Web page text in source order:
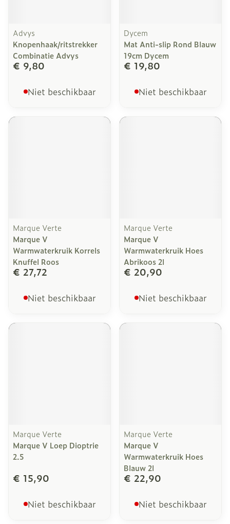
Advys
Knopenhaak/ritstrekker
Combinatie Advys
€ 9,80
Niet beschikbaar
Dycem
Mat Anti-slip Rond Blauw
19cm Dycem
€ 19,80
Niet beschikbaar
Marque Verte
Marque V
Warmwaterkruik Korrels
Knuffel Roos
€ 27,72
Niet beschikbaar
Marque Verte
Marque V
Warmwaterkruik Hoes
Abrikoos 2l
€ 20,90
Niet beschikbaar
Marque Verte
Marque V Loep Dioptrie
2.5
€ 15,90
Niet beschikbaar
Marque Verte
Marque V
Warmwaterkruik Hoes
Blauw 2l
€ 22,90
Niet beschikbaar